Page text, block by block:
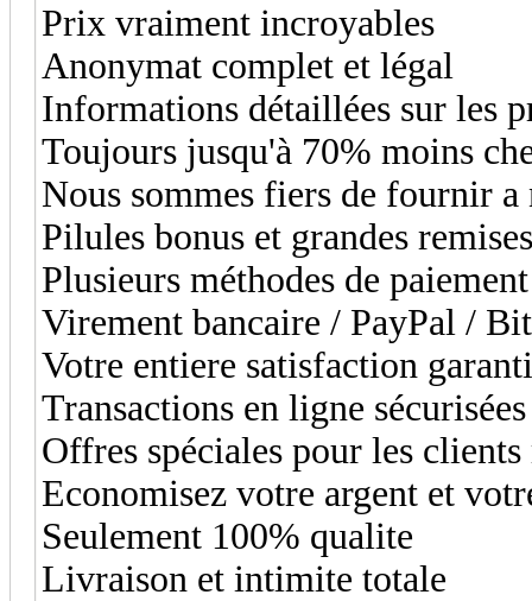
Prix vraiment incroyables
Anonymat complet et légal
Informations détaillées sur les
Toujours jusqu'à 70% moins
Nous sommes fiers de fournir
Pilules bonus et grandes
Plusieurs méthodes de
Virement bancaire / PayPal /
Votre entiere satisfaction
Transactions en ligne sécurisées
Offres spéciales pour les
Economisez votre argent et
Seulement 100% qualite
Livraison et intimite totale